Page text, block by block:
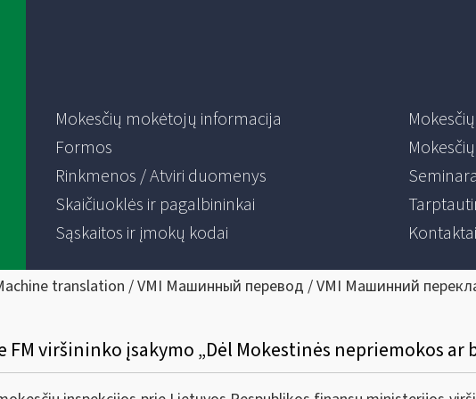
Mokesčių mokėtojų informacija
Formos
Rinkmenos / Atviri duomenys
Skaičiuoklės ir pagalbininkai
Sąskaitos ir įmokų kodai
translation / VMI Машинный перевод / VMI Машинний